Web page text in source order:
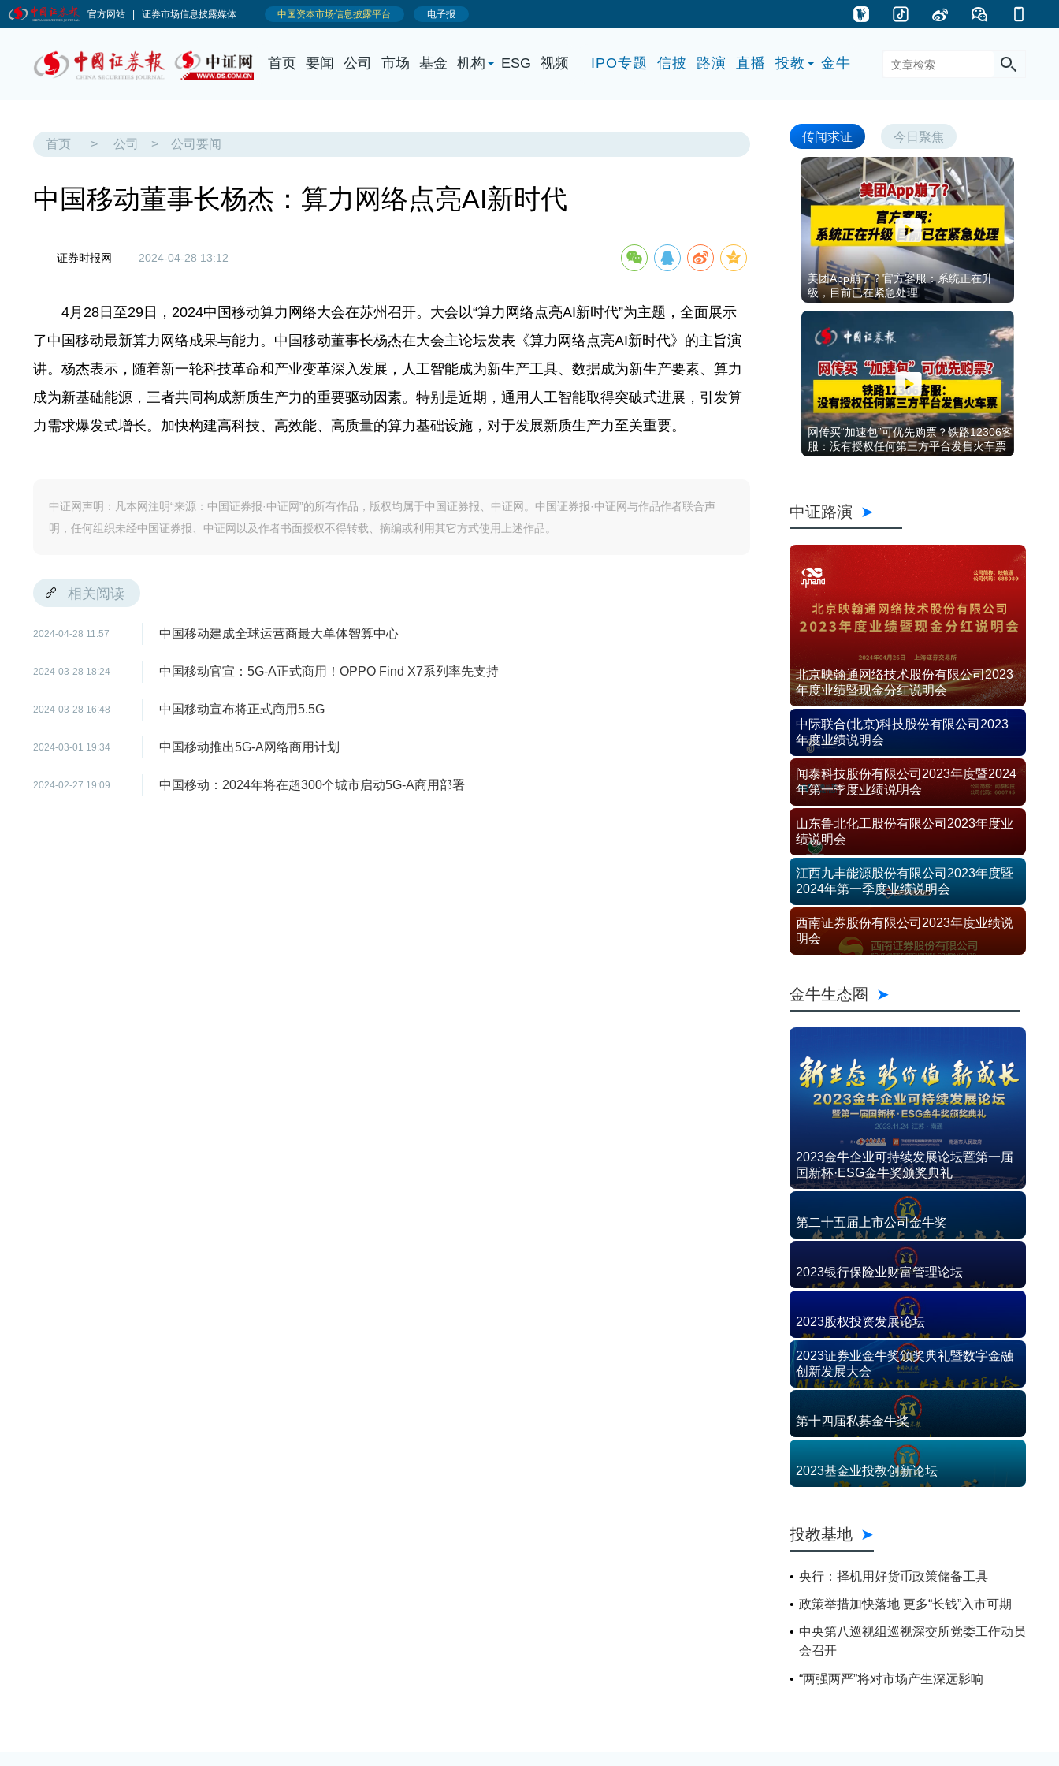
首页 要闻 公司 市场 基金 机构 ESG 视频 IPO专题 信披 路演 直播 投教 金牛
首页 > 公司 > 公司要闻
中国移动董事长杨杰：算力网络点亮AI新时代
证券时报网 2024-04-28 13:12
4月28日至29日，2024中国移动算力网络大会在苏州召开。大会以“算力网络点亮AI新时代”为主题，全面展示
了中国移动最新算力网络成果与能力。中国移动董事长杨杰在大会主论坛发表《算力网络点亮AI新时代》的主旨演
讲。杨杰表示，随着新一轮科技革命和产业变革深入发展，人工智能成为新生产工具、数据成为新生产要素、算力
成为新基础能源，三者共同构成新质生产力的重要驱动因素。特别是近期，通用人工智能取得突破式进展，引发算
力需求爆发式增长。加快构建高科技、高效能、高质量的算力基础设施，对于发展新质生产力至关重要。
中证网声明：凡本网注明“来源：中国证券报·中证网”的所有作品，版权均属于中国证券报、中证网。中国证券报·中证网与作品作者联合声
明，任何组织未经中国证券报、中证网以及作者书面授权不得转载、摘编或利用其它方式使用上述作品。
相关阅读
2024-04-28 11:57 中国移动建成全球运营商最大单体智算中心
2024-03-28 18:24 中国移动官宣：5G-A正式商用！OPPO Find X7系列率先支持
2024-03-28 16:48 中国移动宣布将正式商用5.5G
2024-03-01 19:34 中国移动推出5G-A网络商用计划
2024-02-27 19:09 中国移动：2024年将在超300个城市启动5G-A商用部署
传闻求证 今日聚焦
美团App崩了？官方客服：系统正在升
级，目前已在紧急处理
网传买“加速包”可优先购票？铁路12306客
服：没有授权任何第三方平台发售火车票
中证路演
北京映翰通网络技术股份有限公司2023
年度业绩暨现金分红说明会
中际联合(北京)科技股份有限公司2023
年度业绩说明会
闻泰科技股份有限公司2023年度暨2024
年第一季度业绩说明会
山东鲁北化工股份有限公司2023年度业
绩说明会
江西九丰能源股份有限公司2023年度暨
2024年第一季度业绩说明会
西南证券股份有限公司2023年度业绩说
明会
金牛生态圈
2023金牛企业可持续发展论坛暨第一届
国新杯·ESG金牛奖颁奖典礼
第二十五届上市公司金牛奖
2023银行保险业财富管理论坛
2023股权投资发展论坛
2023证券业金牛奖颁奖典礼暨数字金融
创新发展大会
第十四届私募金牛奖
2023基金业投教创新论坛
投教基地
央行：择机用好货币政策储备工具
政策举措加快落地 更多“长钱”入市可期
中央第八巡视组巡视深交所党委工作动员
会召开
“两强两严”将对市场产生深远影响